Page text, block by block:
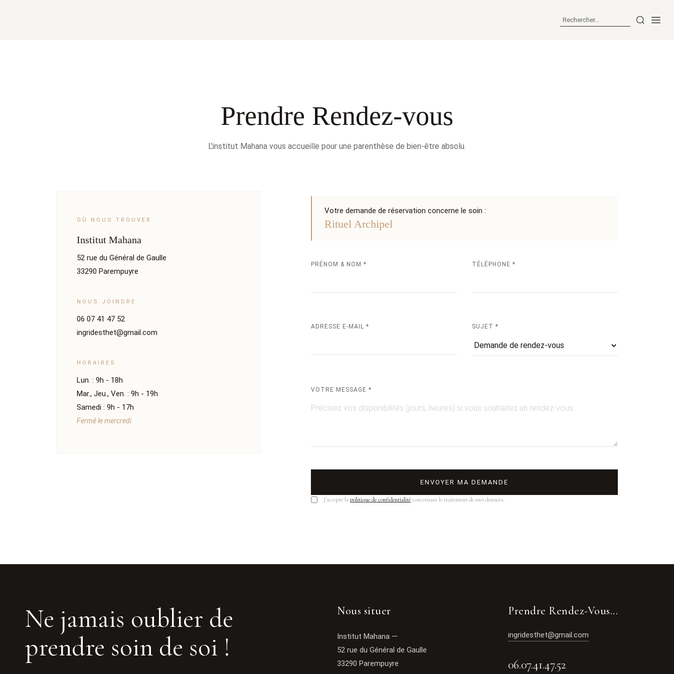
Prendre Rendez-vous
L'institut Mahana vous accueille pour une parenthèse de bien-être absolu.
OÙ NOUS TROUVER
Institut Mahana
52 rue du Général de Gaulle
33290 Parempuyre
NOUS JOINDRE
06 07 41 47 52
ingridesthet@gmail.com
HORAIRES
Lun. : 9h - 18h
Mar., Jeu., Ven. : 9h - 19h
Samedi : 9h - 17h
Fermé le mercredi
Votre demande de réservation concerne le soin :
Rituel Archipel
PRÉNOM & NOM * TÉLÉPHONE *
ADRESSE E-MAIL * SUJET *
VOTRE MESSAGE *
ENVOYER MA DEMANDE
J'accepte la politique de confidentialité concernant le traitement de mes données.
Ne jamais oublier de
prendre soin de soi !
Nous situer
Institut Mahana —
52 rue du Général de Gaulle
33290 Parempuyre
Prendre Rendez-Vous...
ingridesthet@gmail.com
06.07.41.47.52